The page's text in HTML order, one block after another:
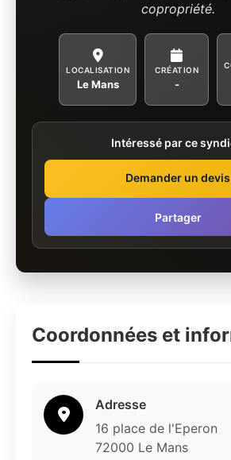
copropriété.
LOCALISATION
Le Mans
CRÉATION
-
Intéressé par ce
Demander un devis
Partager
Coordonnées et
Adresse
16 place de l'Eperon
72000 Le Mans